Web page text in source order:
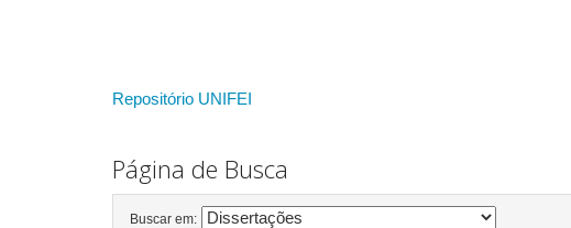
Repositório UNIFEI
Página de Busca
Buscar em: